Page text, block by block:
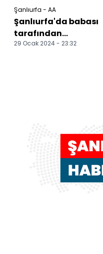
Şanlıurfa - AA
Şanlıurfa'da babası
tarafından
tabancayla vurulan
29 Ocak 2024 - 23:32